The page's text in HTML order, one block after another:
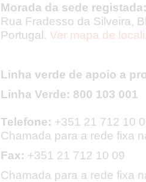
Morada da sede registada:
Rua Fradesso da Silveira,
Portugal. Ver mapa de
Linha verde de apoio a
Linha Verde: 800 103 001
Telefone: +351 21 712 10
Chamada para a rede fixa
Fax: +351 21 712 10 09
Chamada para a rede fixa